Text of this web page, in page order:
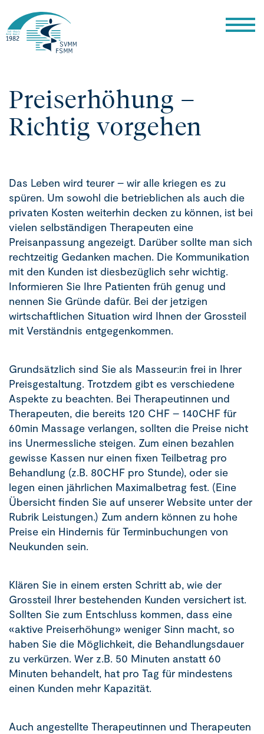
Preiserhöhung –
Richtig vorgehen
Das Leben wird teurer – wir alle kriegen es zu
spüren. Um sowohl die betrieblichen als auch die
privaten Kosten weiterhin decken zu können, ist bei
vielen selbständigen Therapeuten eine
Preisanpassung angezeigt. Darüber sollte man sich
rechtzeitig Gedanken machen. Die Kommunikation
mit den Kunden ist diesbezüglich sehr wichtig.
Informieren Sie Ihre Patienten früh genug und
nennen Sie Gründe dafür. Bei der jetzigen
wirtschaftlichen Situation wird Ihnen der Grossteil
mit Verständnis entgegenkommen.
Grundsätzlich sind Sie als Masseur:in frei in Ihrer
Preisgestaltung. Trotzdem gibt es verschiedene
Aspekte zu beachten. Bei Therapeutinnen und
Therapeuten, die bereits 120 CHF – 140CHF für
60min Massage verlangen, sollten die Preise nicht
ins Unermessliche steigen. Zum einen bezahlen
gewisse Kassen nur einen fixen Teilbetrag pro
Behandlung (z.B. 80CHF pro Stunde), oder sie
legen einen jährlichen Maximalbetrag fest. (Eine
Übersicht finden Sie auf unserer Website unter der
Rubrik Leistungen.) Zum andern können zu hohe
Preise ein Hindernis für Terminbuchungen von
Neukunden sein.
Klären Sie in einem ersten Schritt ab, wie der
Grossteil Ihrer bestehenden Kunden versichert ist.
Sollten Sie zum Entschluss kommen, dass eine
«aktive Preiserhöhung» weniger Sinn macht, so
haben Sie die Möglichkeit, die Behandlungsdauer
zu verkürzen. Wer z.B. 50 Minuten anstatt 60
Minuten behandelt, hat pro Tag für mindestens
einen Kunden mehr Kapazität.
Auch angestellte Therapeutinnen und Therapeuten